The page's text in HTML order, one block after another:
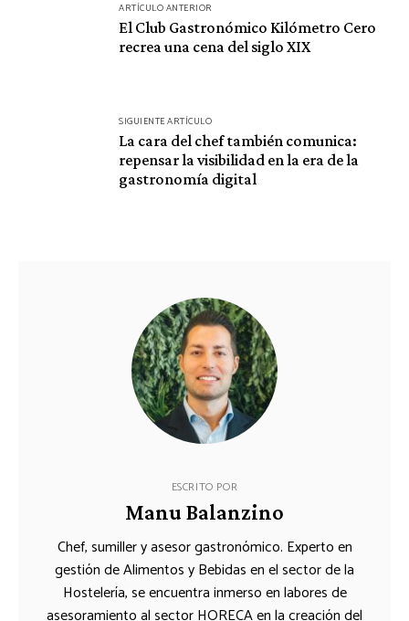
ARTÍCULO ANTERIOR
El Club Gastronómico Kilómetro Cero
recrea una cena del siglo XIX
SIGUIENTE ARTÍCULO
La cara del chef también comunica:
repensar la visibilidad en la era de la
gastronomía digital
ESCRITO POR
Manu Balanzino
Chef, sumiller y asesor gastronómico. Experto en
gestión de Alimentos y Bebidas en el sector de la
Hostelería, se encuentra inmerso en labores de
asesoramiento al sector HORECA en la creación del